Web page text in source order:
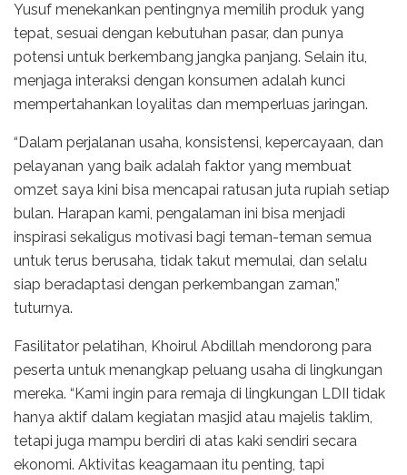
Yusuf menekankan pentingnya memilih produk yang
tepat, sesuai dengan kebutuhan pasar, dan punya
potensi untuk berkembang jangka panjang. Selain itu,
menjaga interaksi dengan konsumen adalah kunci
mempertahankan loyalitas dan memperluas jaringan.
“Dalam perjalanan usaha, konsistensi, kepercayaan, dan
pelayanan yang baik adalah faktor yang membuat
omzet saya kini bisa mencapai ratusan juta rupiah setiap
bulan. Harapan kami, pengalaman ini bisa menjadi
inspirasi sekaligus motivasi bagi teman-teman semua
untuk terus berusaha, tidak takut memulai, dan selalu
siap beradaptasi dengan perkembangan zaman,”
tuturnya.
Fasilitator pelatihan, Khoirul Abdillah mendorong para
peserta untuk menangkap peluang usaha di lingkungan
mereka. “Kami ingin para remaja di lingkungan LDII tidak
hanya aktif dalam kegiatan masjid atau majelis taklim,
tetapi juga mampu berdiri di atas kaki sendiri secara
ekonomi. Aktivitas keagamaan itu penting, tapi